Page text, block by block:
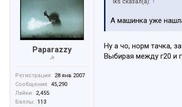
Paparazzy
☭
Регистрация: 28 янв 2007
Сообщения: 45,290
Лайки: 2,455
Баллы: 113
iks сказал(а): ↑
А машинка уже
Ну а чо, норм тачка,
Выбирая между г20 и